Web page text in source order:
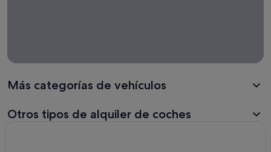
Más categorías de vehículos
Otros tipos de alquiler de coches